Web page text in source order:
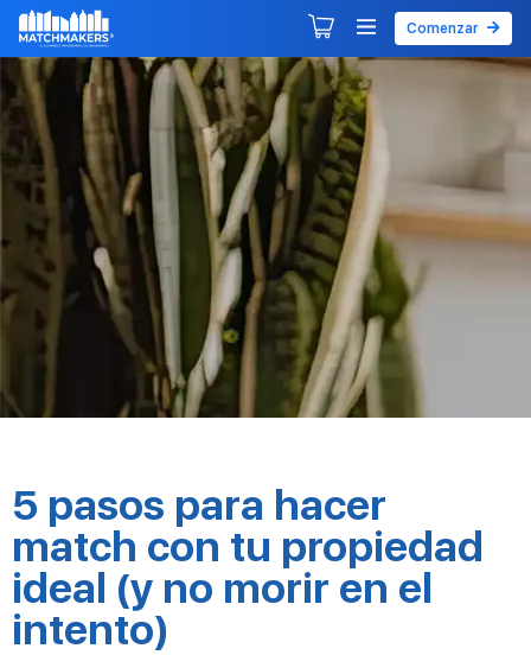
Comenzar
5 pasos para hacer
match con tu propiedad
ideal (y no morir en el
intento)